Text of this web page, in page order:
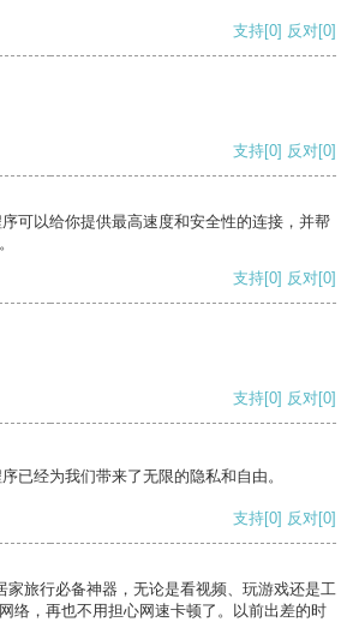
支持[0] 反对[0]
支持[0] 反对[0]
可以给你提供最高速度和安全性的连接，并帮
支持[0] 反对[0]
支持[0] 反对[0]
已经为我们带来了无限的隐私和自由。
支持[0] 反对[0]
家旅行必备神器，无论是看视频、玩游戏还是工
络，再也不用担心网速卡顿了。以前出差的时